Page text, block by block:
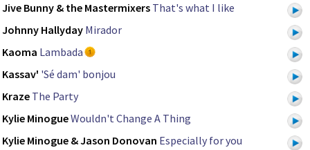
Jive Bunny & the Mastermixers That's what I like
Johnny Hallyday Mirador
Kaoma Lambada
Kassav' 'Sé dam' bonjou
Kraze The Party
Kylie MinogueWouldn't Change A Thing
Kylie Minogue & Jason Donovan Especially for you